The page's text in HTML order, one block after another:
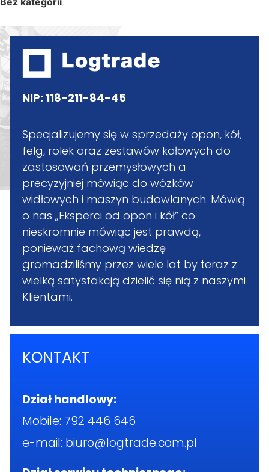
NIP: 118-211-84-45
Specjalizujemy się w sprzedaży opon, kół,
felg, rolek oraz zestawów kołowych do
zastosowań przemysłowych a
precyzyjniej mówiąc do wózków
widłowych i maszyn budowlanych. Mówią
o nas „Eksperci od opon i kół” co
nieskromnie mówiąc jest prawdą,
ponieważ fachową wiedzę
gromadziliśmy przez wiele lat by teraz z
wielką satysfakcją dzielić się nią z naszymi
Klientami.
KONTAKT
Dział handlowy:
Mobile: 792 446 646
e-mail: biuro@logtrade.com.pl